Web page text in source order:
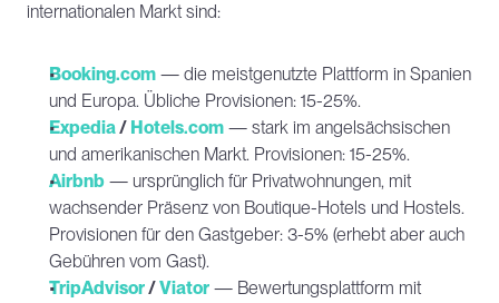
internationalen Markt sind:
Booking.com — die meistgenutzte Plattform in Spanien
und Europa. Übliche Provisionen: 15-25%.
Expedia / Hotels.com — stark im angelsächsischen
und amerikanischen Markt. Provisionen: 15-25%.
Airbnb — ursprünglich für Privatwohnungen, mit
wachsender Präsenz von Boutique-Hotels und Hostels.
Provisionen für den Gastgeber: 3-5% (erhebt aber auch
Gebühren vom Gast).
TripAdvisor / Viator — Bewertungsplattform mit